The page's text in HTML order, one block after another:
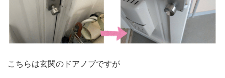
こちらは玄関のドアノブですが